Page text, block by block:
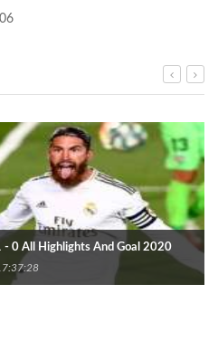
- 0 All Highlights And Goal 2020